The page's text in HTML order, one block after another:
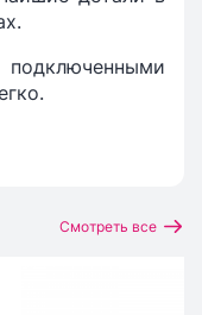
Смотреть все